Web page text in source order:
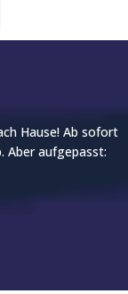
Hause! Ab sofort
Aber aufgepasst: